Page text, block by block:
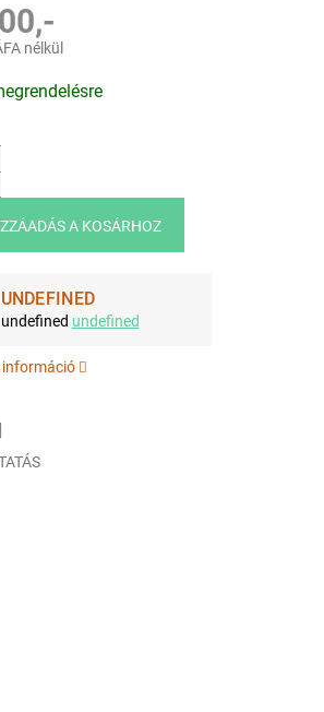
nélkül
A KOSÁRHOZ
UNDEFINED
undefined undefined
információ